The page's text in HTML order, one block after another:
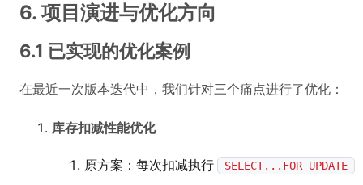
6. 项目演进与优化方向
6.1 已实现的优化案例
在最近一次版本迭代中，我们针对三个痛点进行了优化：
库存扣减性能优化
原方案：每次扣减执行 SELECT...FOR UPDATE